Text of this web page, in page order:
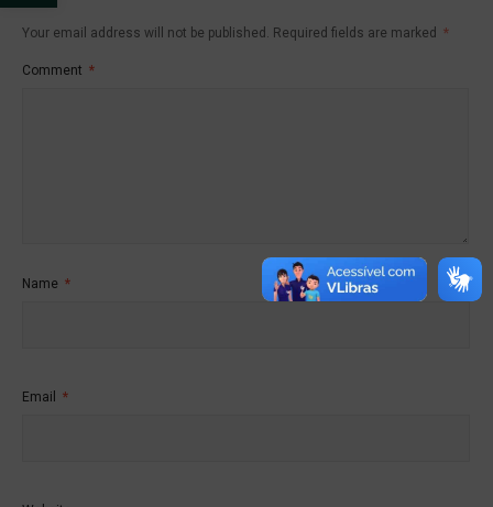
Your email address will not be published. Required fields are marked *
Comment *
Name *
Email *